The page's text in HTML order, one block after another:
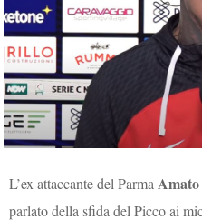
L’ex attaccante del Parma
parlato della sfida del Picco ai